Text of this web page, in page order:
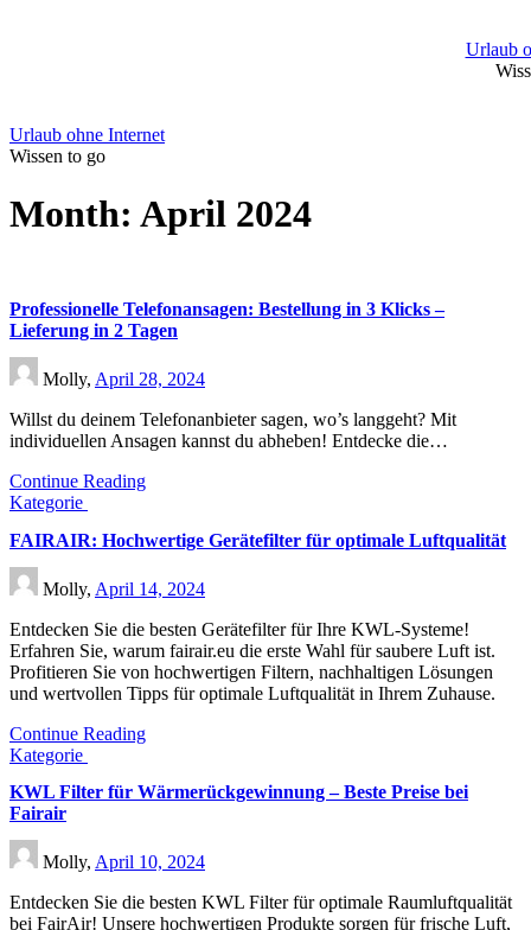
Urlaub
Urlaub ohne Internet
Wissen to go
Month: April 2024
Professionelle Telefonansagen: Bestellung in 3 Klicks –
Lieferung in 2 Tagen
Molly, April 28, 2024
Willst du deinem Telefonanbieter sagen, wo’s langgeht? Mit
individuellen Ansagen kannst du abheben! Entdecke die…
Continue Reading
Kategorie
FAIRAIR: Hochwertige Gerätefilter für optimale Luftqualität
Molly, April 14, 2024
Entdecken Sie die besten Gerätefilter für Ihre KWL-Systeme!
Erfahren Sie, warum fairair.eu die erste Wahl für saubere Luft ist.
Profitieren Sie von hochwertigen Filtern, nachhaltigen Lösungen
und wertvollen Tipps für optimale Luftqualität in Ihrem Zuhause.
Continue Reading
Kategorie
KWL Filter für Wärmerückgewinnung – Beste Preise bei
Fairair
Molly, April 10, 2024
Entdecken Sie die besten KWL Filter für optimale Raumluftqualität
bei FairAir! Unsere hochwertigen Produkte sorgen für frische Luft,